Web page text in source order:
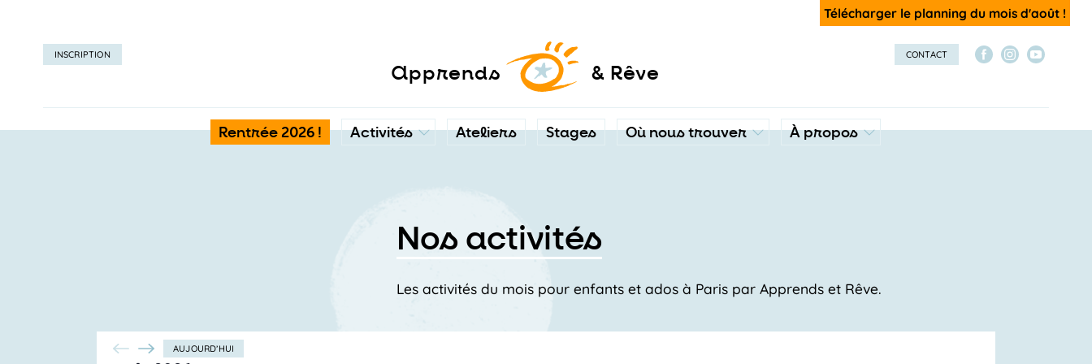
Télécharger le planning du mois d'août !
apprends & Rêve
Rentrée 2026 ! Activités Ateliers Stages Où nous trouver À propos
CONTACT
INSCRIPTION
Nos activités
Les activités du mois pour enfants et ados à Paris par Apprends et Rêve.
AUJOURD’HUI